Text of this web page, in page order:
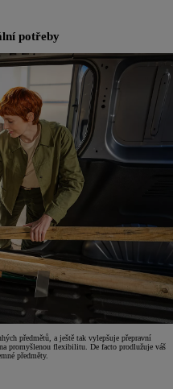
potřeby
předmětů, a ještě tak vylepšuje přepravní
promyšlenou flexibilitu. De facto prodlužuje váš
předměty.